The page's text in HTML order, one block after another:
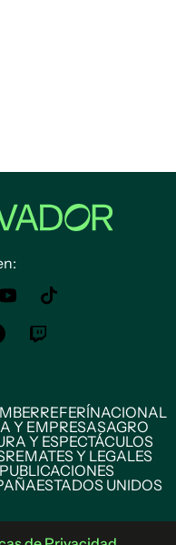
REFERÍNACIONAL
Y EMPRESASAGRO
Y ESPECTÁCULOS
REMATES Y LEGALES
PUBLICACIONES
ESTADOS UNIDOS